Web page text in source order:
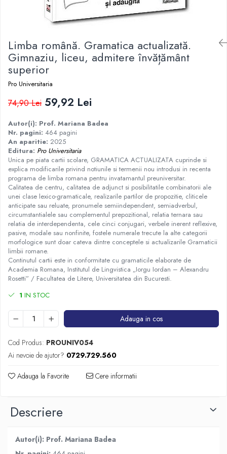
Istorie/Critica
Jurnale/Memorii
Manuale scolare/Cursuri
Medicină
Politică/Geopolitică
Proză
Psihologie
Sociologie
Spiritualitate/Ezoterism
Sport
Stiinte/Educatie
Limba română. Gramatica actualizată.
Gimnaziu, liceu, admitere învățământ
superior
Pro Universitaria
74,90 Lei 59,92 Lei
Autor(i): Prof. Mariana Badea
Nr. pagini: 464 pagini
An aparitie: 2025
Editura: Pro Universitaria
Unica pe piata cartii scolare, GRAMATICA ACTUALIZATA cuprinde si
explica modificarile privind notiunile si termenii nou introdusi in recenta
programa de limba romana pentru invatamantul preuniversitar.
Calitatea de centru, calitatea de adjunct si posibilitatile combinatorii ale
unei clase lexico-gramaticale, realizarile partilor de propozitie, cliticele
anticipate sau reluate, pronumele semiindependent, semiadverbul,
circumstantialele sau complementul prepozitional, relatia ternara sau
relatia de interdependenta, cele cinci conjugari, verbele inerent reflexive,
pasive, modale sau nonfinite, fostele numerale trecute la alte categorii
morfologice sunt doar cateva dintre conceptele si actualizarile Gramaticii
limbii romane.
Continutul cartii este in conformitate cu gramaticile elaborate de
Academia Romana, Institutul de Lingvistica „Iorgu Iordan – Alexandru
Rosetti” / Facultatea de Litere, Universitatea din Bucuresti.
1 IN STOC
Adauga in cos
Cod Produs: PROUNIV054
Ai nevoie de ajutor? 0729.729.560
Adauga la Favorite Cere informatii
Descriere
Autor(i): Prof. Mariana Badea